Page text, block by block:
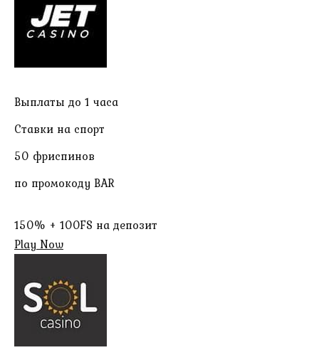
Выплаты до 1 часа
Ставки на спорт
50 фриспинов
по промокоду BAR
150% + 100FS на депозит
Play Now